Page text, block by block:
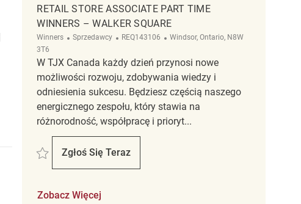
RETAIL STORE ASSOCIATE PART TIME
WINNERS – WALKER SQUARE
Winners Kategoria
Sprzedawcy ReqId
REQ143106 Lokalizacja
Windsor, Ontario, N8W
3T6
W TJX Canada każdy dzień przynosi nowe
możliwości rozwoju, zdobywania wiedzy i
odniesienia sukcesu. Będziesz częścią naszego
energicznego zespołu, który stawia na
różnorodność, współpracę i prioryt...
Zapisać Retail Store Associate Part Time Winners – Walker square
Zgłoś Się Teraz
Retail Store Associate Part Time Winners –
Zobacz Więcej